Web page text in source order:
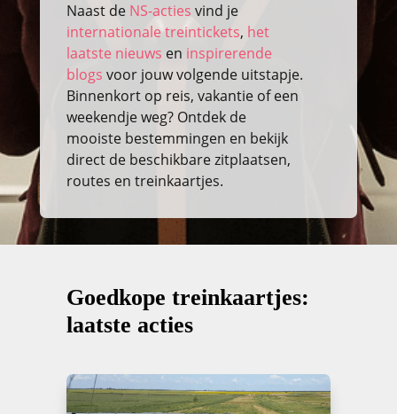
Naast de NS-acties vind je
internationale treintickets, het
laatste nieuws en inspirerende
blogs voor jouw volgende uitstapje.
Binnenkort op reis, vakantie of een
weekendje weg? Ontdek de
mooiste bestemmingen en bekijk
direct de beschikbare zitplaatsen,
routes en treinkaartjes.
Goedkope treinkaartjes:
laatste acties